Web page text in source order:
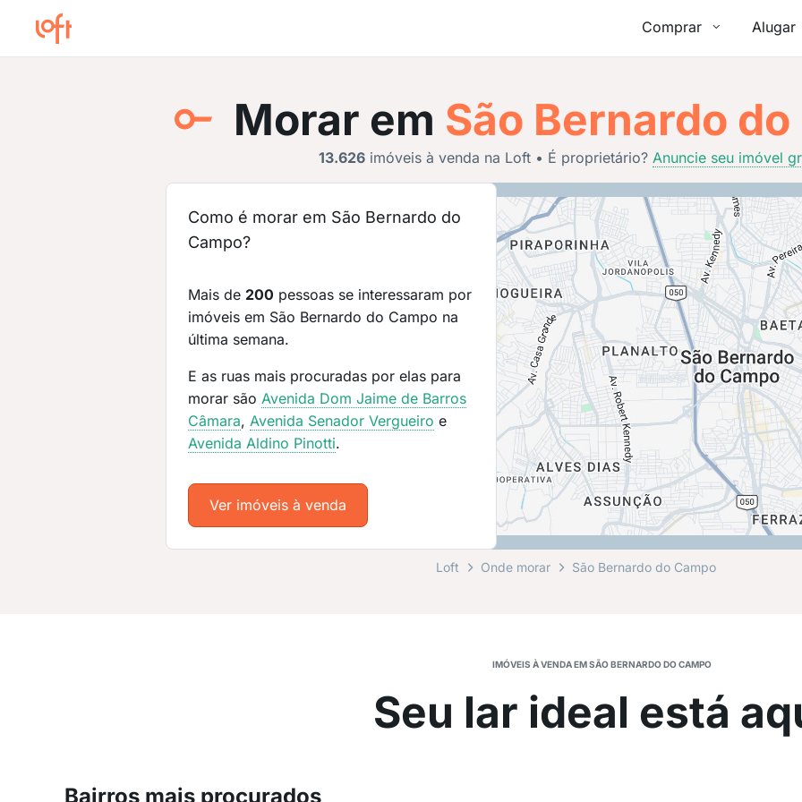
Comprar Alugar
Morar em São Bernardo do
13.626imóveis à venda na Loft • É proprietário? Anuncie seu imóvel
Loft Onde morar São Bernardo do Campo
Como é morar em São Bernardo do
Campo?
Mais de 200 pessoas se interessaram por
imóveis em São Bernardo do Campo na
última semana.
E as ruas mais procuradas por elas para
morar sãoAvenida Dom Jaime de Barros
Câmara,Avenida Senador Vergueiro e
Avenida Aldino Pinotti.
Ver imóveis à venda
IMÓVEIS À VENDA EM SÃO BERNARDO DO CAMPO
Seu lar ideal está
Bairros mais procurados